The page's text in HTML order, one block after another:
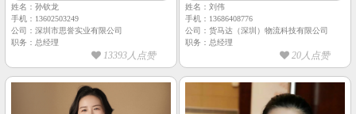
姓名：孙钦龙
手机：13602503249
公司：深圳市思誉实业有限公司
职务：总经理
13393人点赞
姓名：刘伟
手机：13686408776
公司：货马达（深圳）物流科技有限公司
职务：总经理
20人点赞